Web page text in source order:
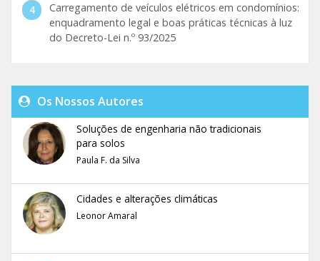
Carregamento de veículos elétricos em condomínios:
enquadramento legal e boas práticas técnicas à luz
do Decreto-Lei n.º 93/2025
Os Nossos Autores
Soluções de engenharia não tradicionais
para solos
Paula F. da Silva
Cidades e alterações climáticas
Leonor Amaral